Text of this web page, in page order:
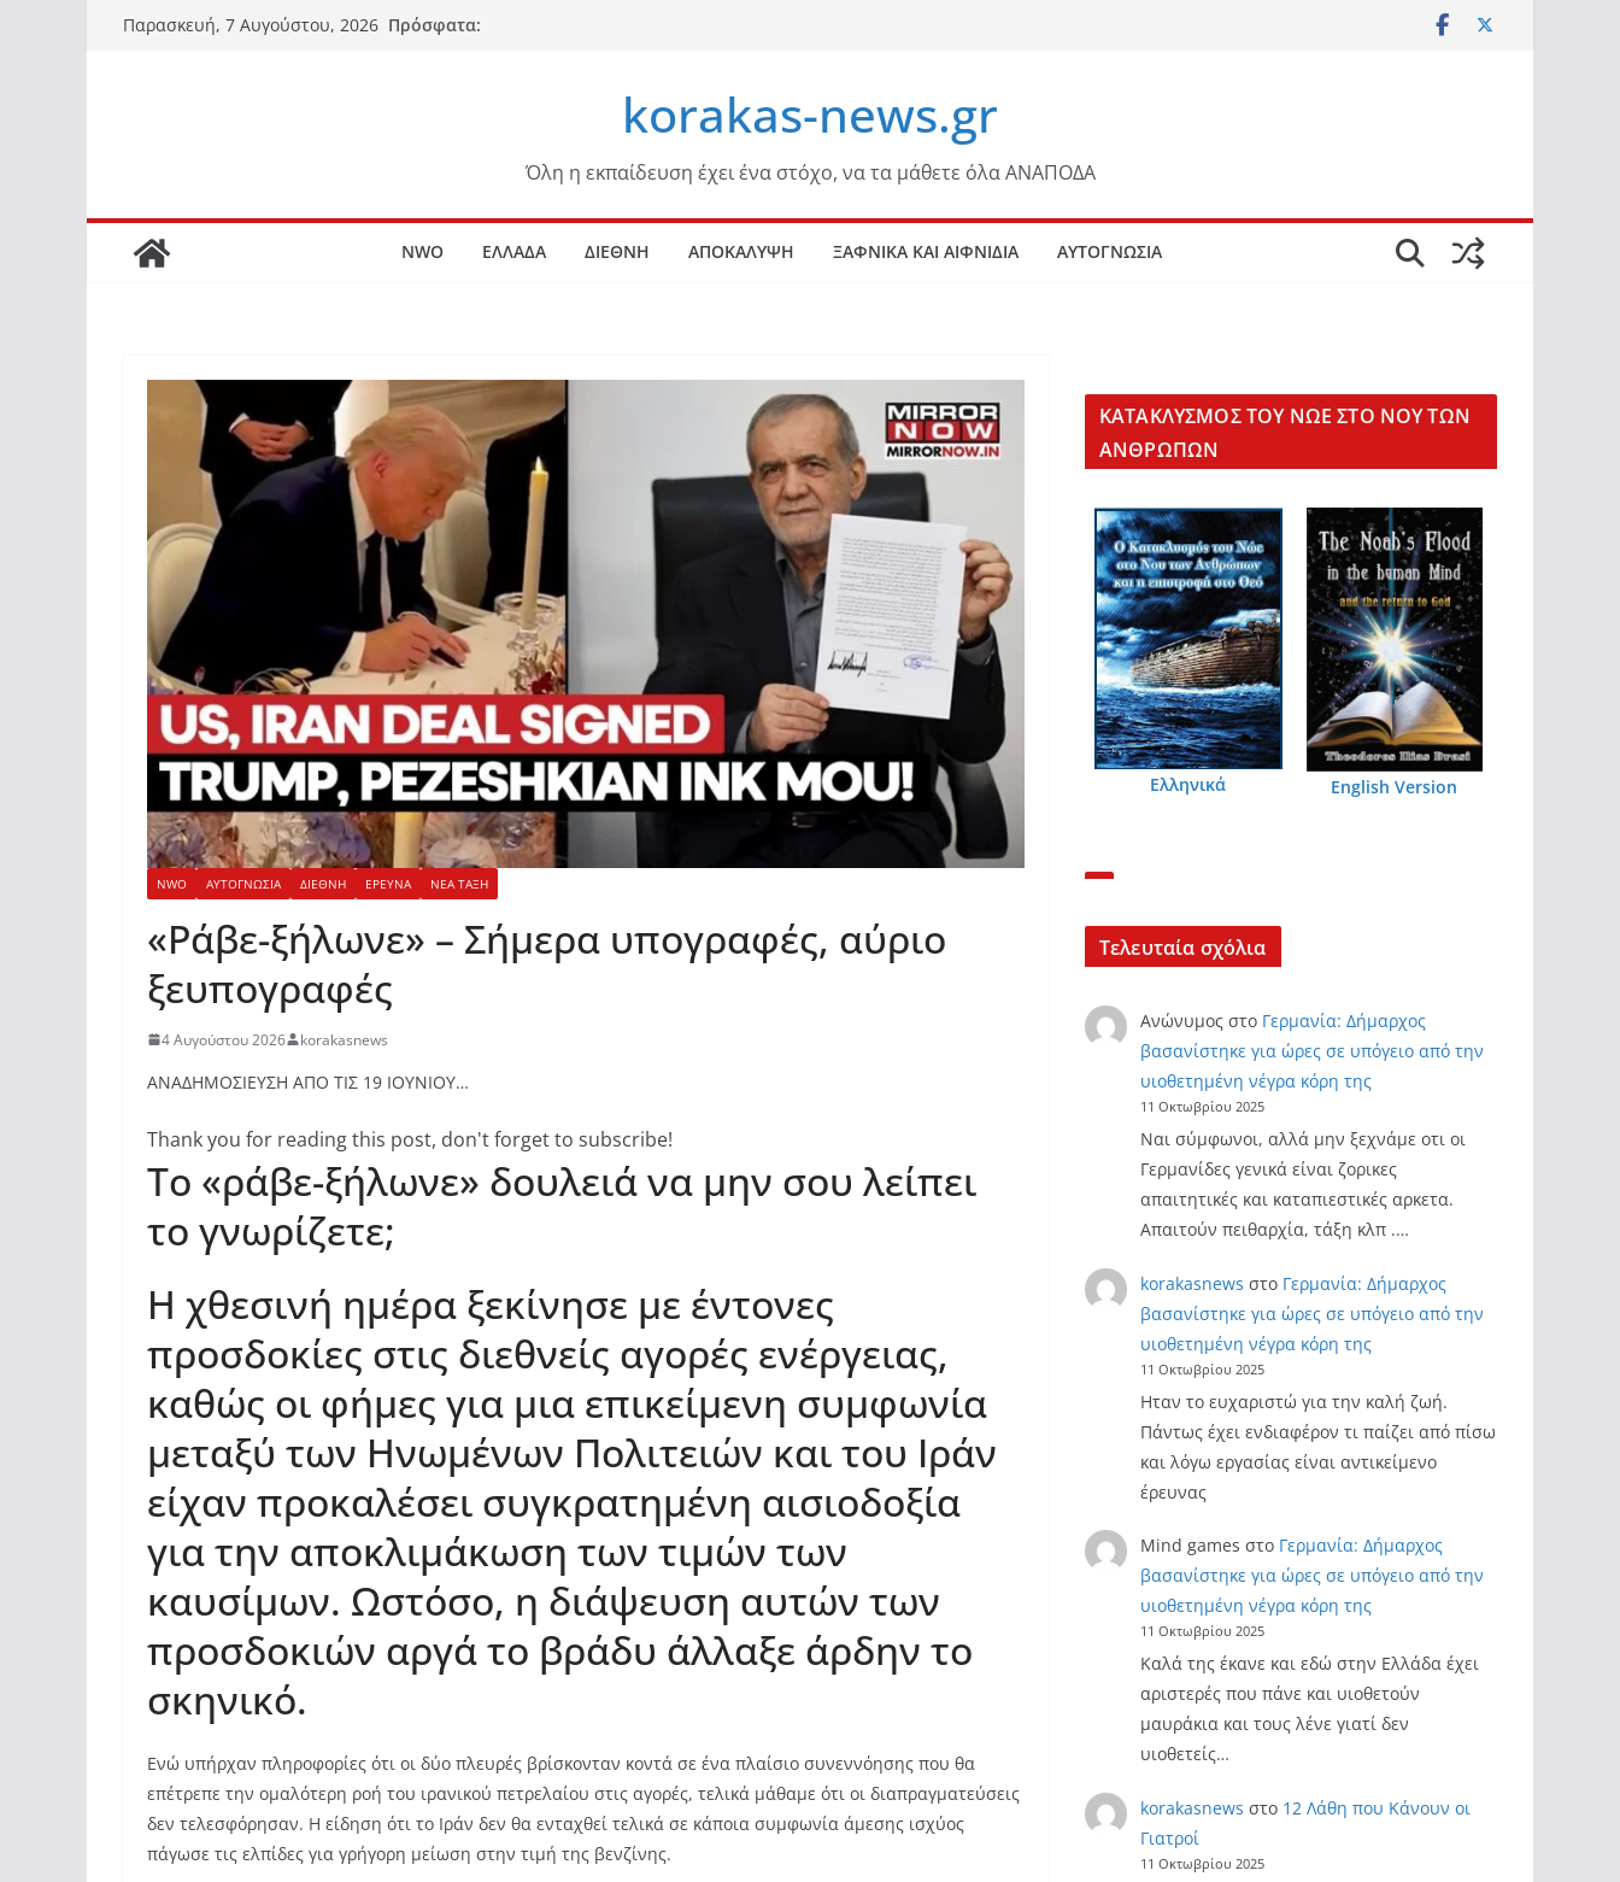
Μετάβαση
Παρασκευή, 7 Αυγούστου, 2026 Πρόσφατα:
korakas-news.gr
Όλη η εκπαίδευση έχει ένα στόχο, να τα μάθετε όλα ΑΝΑΠΟΔΑ
NWO ΕΛΛΑΔΑ ΔΙΕΘΝΗ ΑΠΟΚΑΛΥΨΗ ΞΑΦΝΙΚΑ ΚΑΙ ΑΙΦΝΙΔΙΑ ΑΥΤΟΓΝΩΣΙΑ
NWO ΑΥΤΟΓΝΩΣΙΑ ΔΙΕΘΝΗ ΕΡΕΥΝΑ ΝΕΑ ΤΑΞΗ
«Ράβε-ξήλωνε» – Σήμερα υπογραφές, αύριο
ξευπογραφές
4 Αυγούστου 2026 korakasnews
ΑΝΑΔΗΜΟΣΙΕΥΣΗ ΑΠΟ ΤΙΣ 19 ΙΟΥΝΙΟΥ…
Thank you for reading this post, don't forget to subscribe!
Το «ράβε-ξήλωνε» δουλειά να μην σου λείπει
το γνωρίζετε;
Η χθεσινή ημέρα ξεκίνησε με έντονες
προσδοκίες στις διεθνείς αγορές ενέργειας,
καθώς οι φήμες για μια επικείμενη συμφωνία
μεταξύ των Ηνωμένων Πολιτειών και του Ιράν
είχαν προκαλέσει συγκρατημένη αισιοδοξία
για την αποκλιμάκωση των τιμών των
καυσίμων. Ωστόσο, η διάψευση αυτών των
προσδοκιών αργά το βράδυ άλλαξε άρδην το
σκηνικό.
Ενώ υπήρχαν πληροφορίες ότι οι δύο πλευρές βρίσκονταν κοντά σε ένα πλαίσιο συνεννόησης που θα
επέτρεπε την ομαλότερη ροή του ιρανικού πετρελαίου στις αγορές, τελικά μάθαμε ότι οι διαπραγματεύσεις
δεν τελεσφόρησαν. Η είδηση ότι το Ιράν δεν θα ενταχθεί τελικά σε κάποια συμφωνία άμεσης ισχύος
πάγωσε τις ελπίδες για γρήγορη μείωση στην τιμή της βενζίνης.
KΑΤΑΚΛΥΣΜΟΣ ΤΟΥ ΝΩΕ ΣΤΟ ΝΟΥ ΤΩΝ
ΑΝΘΡΩΠΩΝ
Ελληνικά English Version
Τελευταία σχόλια
Ανώνυμοςστο Γερμανία: Δήμαρχος
βασανίστηκε για ώρες σε υπόγειο από την
υιοθετημένη νέγρα κόρη της
11 Οκτωβρίου 2025
Ναι σύμφωνοι, αλλά μην ξεχνάμε οτι οι
Γερμανίδες γενικά είναι ζορικες
απαιτητικές και καταπιεστικές αρκετα.
Απαιτούν πειθαρχία, τάξη κλπ .…
korakasnews στο Γερμανία: Δήμαρχος
βασανίστηκε για ώρες σε υπόγειο από την
υιοθετημένη νέγρα κόρη της
11 Οκτωβρίου 2025
Ηταν το ευχαριστώ για την καλή ζωή.
Πάντως έχει ενδιαφέρον τι παίζει από πίσω
και λόγω εργασίας είναι αντικείμενο
έρευνας
Mind games στο Γερμανία: Δήμαρχος
βασανίστηκε για ώρες σε υπόγειο από την
υιοθετημένη νέγρα κόρη της
11 Οκτωβρίου 2025
Καλά της έκανε και εδώ στην Ελλάδα έχει
αριστερές που πάνε και υιοθετούν
μαυράκια και τους λένε γιατί δεν
υιοθετείς…
korakasnews στο 12 Λάθη που Κάνουν οι
Γιατροί
11 Οκτωβρίου 2025